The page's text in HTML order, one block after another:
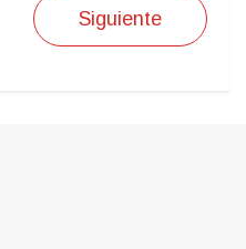
Siguiente